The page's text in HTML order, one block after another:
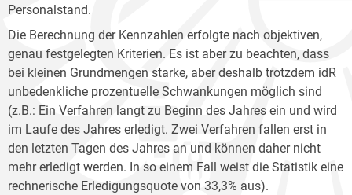
Personalstand.
Die Berechnung der Kennzahlen erfolgte nach objektiven,
genau festgelegten Kriterien. Es ist aber zu beachten, dass
bei kleinen Grundmengen starke, aber deshalb trotzdem idR
unbedenkliche prozentuelle Schwankungen möglich sind
(z.B.: Ein Verfahren langt zu Beginn des Jahres ein und wird
im Laufe des Jahres erledigt. Zwei Verfahren fallen erst in
den letzten Tagen des Jahres an und können daher nicht
mehr erledigt werden. In so einem Fall weist die Statistik eine
rechnerische Erledigungsquote von 33,3% aus).